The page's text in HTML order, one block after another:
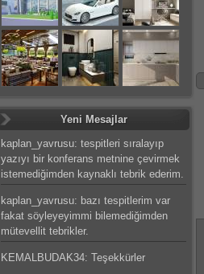
Yeni Mesajlar
kaplan_yavrusu: tespitleri sıralayıp
yazıyı bir konferans metnine çevirmek
istemediğimden kaynaklı tebrik ederim.
kaplan_yavrusu: bazı tespitlerim var
fakat söyleyeyimmi bilemediğimden
mütevellit tebrikler.
KEMALBUDAK34: Teşekkürler